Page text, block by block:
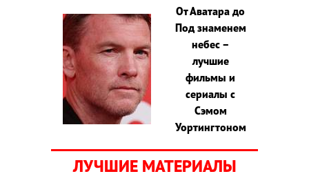
От Аватара до
Под знаменем
небес –
лучшие
фильмы и
сериалы с
Сэмом
Уортингтоном
ЛУЧШИЕ МАТЕРИАЛЫ